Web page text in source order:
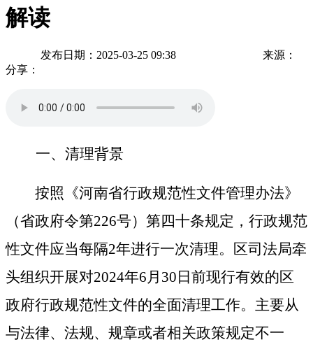
解读
发布日期：2025-03-25 09:38
来源：
分享：
一、清理背景
按照《河南省行政规范性文件管理办法》
（省政府令第226号）第四十条规定，行政规范
性文件应当每隔2年进行一次清理。
区司法局牵
头组织开展对2024年6月30 日前现行有效的 区
政府行政规范性文件的全面清理工作。主要从
与法律、法规、规章或者相关政策规定不一